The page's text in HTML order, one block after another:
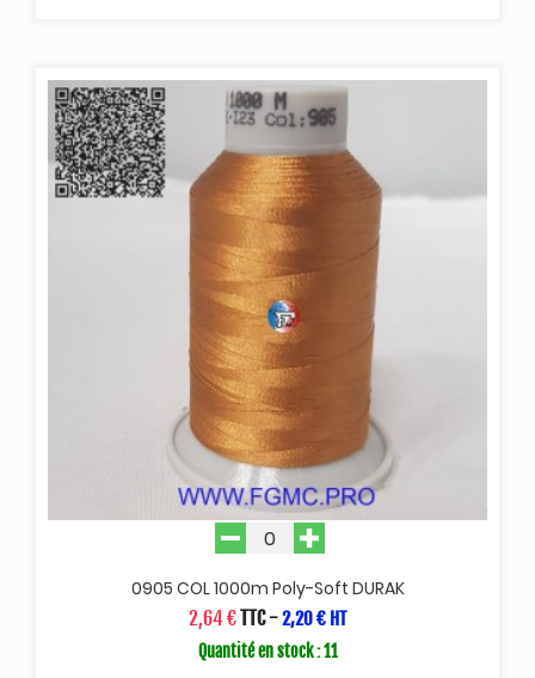
0905 COL 1000m Poly-Soft DURAK
2,64 €TTC-2,20 € HT
Quantité en stock : 11